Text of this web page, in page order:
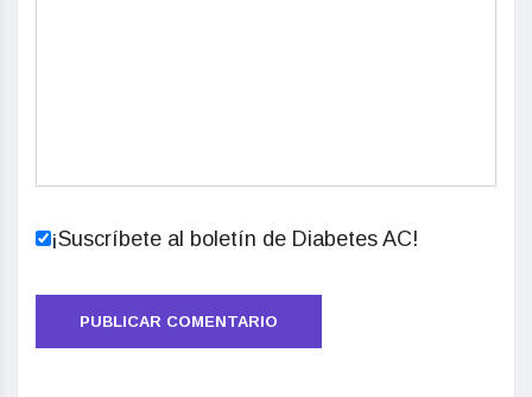
¡Suscríbete al boletín de Diabetes AC!